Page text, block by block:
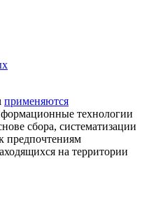
применяются
технологии
сбора, систематизации
предпочтениям
на территории